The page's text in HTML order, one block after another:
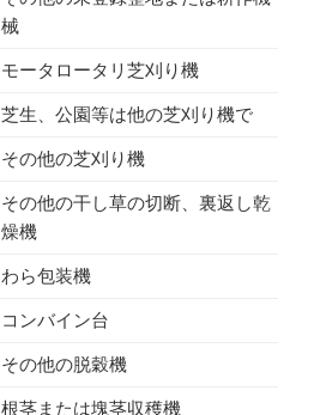
械
モータロータリ芝刈り機
芝生、公園等は他の芝刈り機で
その他の芝刈り機
その他の干し草の切断、裏返し乾
燥機
わら包装機
コンバイン台
その他の脱穀機
根茎または塊茎収穫機